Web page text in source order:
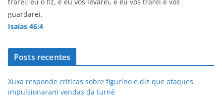
guardarei.
Isaías 46:4
Posts recentes
Xuxa responde críticas sobre figurino e diz que ataques
impulsionaram vendas da turnê